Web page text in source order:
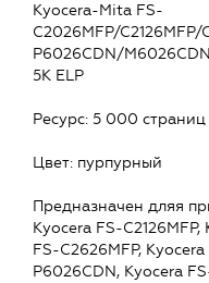
Kyocera-Mita FS-
C2026MFP/
P6026CDN/
5K ELP
Ресурс: 5 000
Цвет: пурпурный
Предназначен дляя
Kyocera FS-
FS-C2626MFP,
P6026CDN, Kyocera